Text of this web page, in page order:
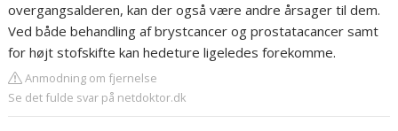
overgangsalderen, kan der også være andre årsager til dem.
Ved både behandling af brystcancer og prostatacancer samt
for højt stofskifte kan hedeture ligeledes forekomme.
Anmodning om fjernelse
Se det fulde svar på netdoktor.dk